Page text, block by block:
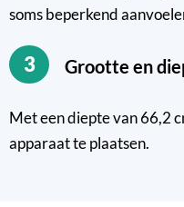
soms beperkend
3 Grootte en
Met een diepte van 66,2
apparaat te plaatsen.